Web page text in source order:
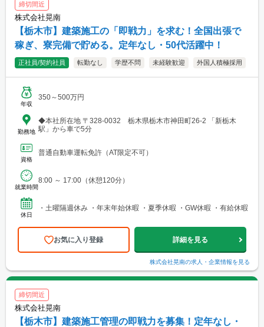
締切間近
株式会社晃南
【栃木市】建築施工の「即戦力」を求む！全国出張で
稼ぎ、寮完備で貯める。定年なし・50代活躍中！
正社員/契約社員 転勤なし 学歴不問 未経験歓迎 外国人積極採用
年収
350～500万円
勤務地
◆本社所在地 〒328-0032 栃木県栃木市神田町26-2 「新栃木
駅」から車で5分
資格
普通自動車運転免許（AT限定不可）
就業時間
8:00 ～ 17:00（休憩120分）
休日
・土曜隔週休み ・年末年始休暇 ・夏季休暇 ・GW休暇 ・有給休暇
お気に入り登録 詳細を見る
株式会社晃南の求人・企業情報を見る
締切間近
株式会社晃南
【栃木市】建築施工管理の即戦力を募集！定年なし・